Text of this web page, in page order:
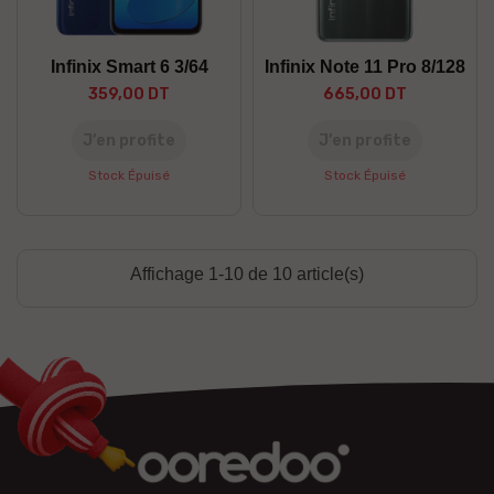
Infinix Smart 6 3/64
359,00 DT
Stock Épuisé
Infinix Note 11 Pro 8/128
665,00 DT
Stock Épuisé
Affichage 1-10 de 10 article(s)